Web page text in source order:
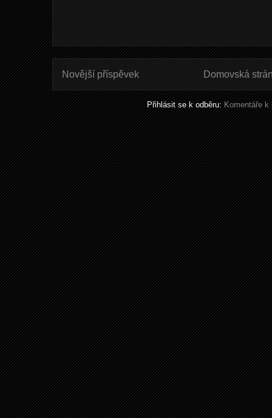
Novější příspěvek Domovská
Přihlásit se k odběru:Komentáře